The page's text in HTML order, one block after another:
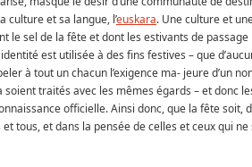
culture et sa langue, l’euskara. Une culture et
le sel de la fête et dont les estivants de
est utilisée à des fins festives – que
à tout un chacun l’exigence ma- jeure d’un
soient traités avec les mêmes égards – et donc
officielle. Ainsi donc, que la fête soit,
tous, et dans la pensée de celles et ceux qui